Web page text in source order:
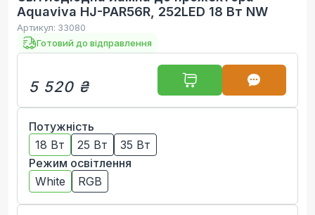
Aquaviva HJ-PAR56R, 252LED 18 Вт NW
Артикул: 33080
Готовий до відправлення
5 520 ₴
Потужність
18 Вт
25 Вт
35 Вт
Режим освітлення
White
RGB